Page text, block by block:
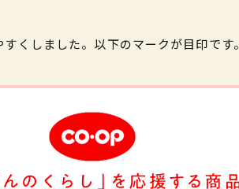
くしました。以下のマークが目印です。